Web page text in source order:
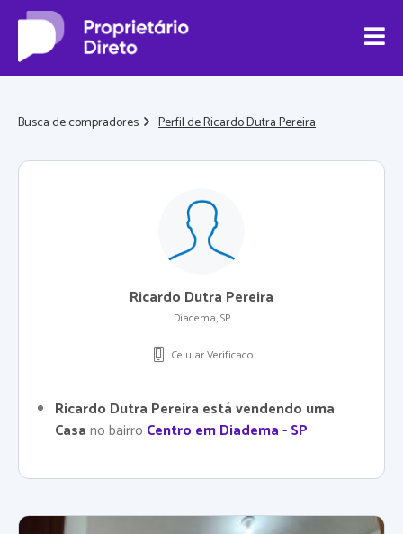
Busca de compradores Perfil de Ricardo Dutra Pereira
Ricardo Dutra Pereira
Diadema, SP
Celular Verificado
Ricardo Dutra Pereira está vendendo uma
Casano bairro Centro em Diadema - SP